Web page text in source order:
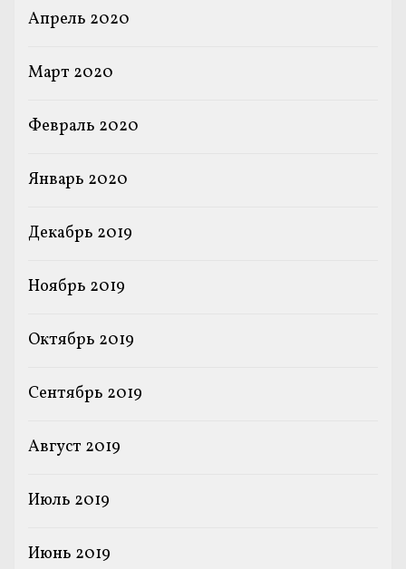
Апрель 2020
Март 2020
Февраль 2020
Январь 2020
Декабрь 2019
Ноябрь 2019
Октябрь 2019
Сентябрь 2019
Август 2019
Июль 2019
Июнь 2019